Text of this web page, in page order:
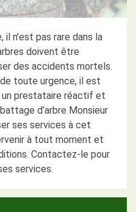
il n’est pas rare dans la
doivent être
des accidents mortels.
toute urgence, il est
un prestataire réactif et
d’arbre Monsieur
ses services à cet
à tout moment et
Contactez-le pour
services.